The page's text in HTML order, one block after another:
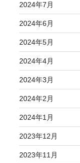
2024年7月
2024年6月
2024年5月
2024年4月
2024年3月
2024年2月
2024年1月
2023年12月
2023年11月